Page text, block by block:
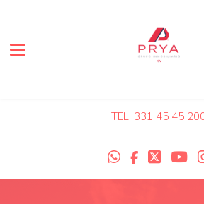
Toggle navigation
TEL: 331 45 45